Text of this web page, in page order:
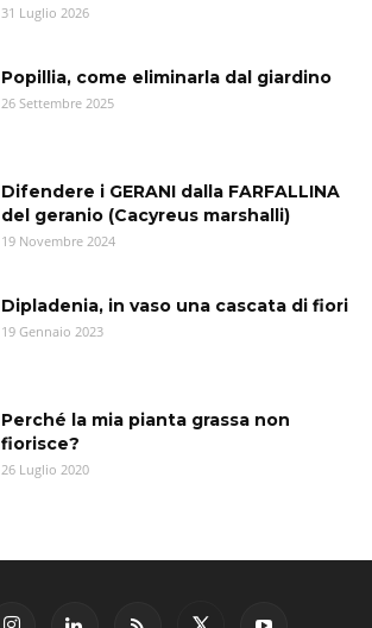
31 Luglio 2026
Popillia, come eliminarla dal giardino
26 Settembre 2025
Difendere i GERANI dalla FARFALLINA
del geranio (Cacyreus marshalli)
19 Novembre 2024
Dipladenia, in vaso una cascata di fiori
19 Gennaio 2023
Perché la mia pianta grassa non
fiorisce?
26 Luglio 2020